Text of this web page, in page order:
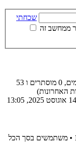
שכחתי
ממחשב זה
משתמשים מחוברים :: 2 רשומים, 0 מוסתרים ו 53
• משתמשים בסך הכל